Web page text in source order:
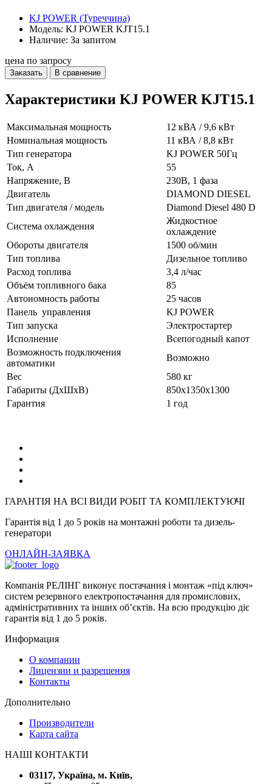
KJ POWER (Туреччина)
Модель: KJ POWER KJT15.1
Наличие: За запитом
цена по запросу
Заказать В сравнение
Характеристики KJ POWER KJT15.1
Максимальная мощность
12 кВА / 9,6 кВт
Номинальная мощность
11 кВА / 8,8 кВт
Тип генератора
KJ POWER 50Гц
Ток, А
55
Напряжение, В
230В, 1 фаза
Двигатель
DIAMOND DIESEL
Тип двигателя / модель
Diamond Diesel 480 D
Система охлаждения
Жидкостное
охлаждение
Обороты двигателя
1500 об/мин
Тип топлива
Дизельное топливо
Расход топлива
3,4 л/час
Объём топливного бака
85
Автономность работы
25 часов
Панель управления
KJ POWER
Тип запуска
Электростартер
Исполнение
Всепогодный капот
Возможность подключения
автоматики
Возможно
Вес
580 кг
Габариты (ДхШхВ)
850x1350x1300
Гарантия
1 год
ГАРАНТІЯ НА ВСІ ВИДИ РОБІТ ТА КОМПЛЕКТУЮЧІ
Гарантія від 1 до 5 років на монтажні роботи та дизель-
генератори
ОНЛАЙН-ЗАЯВКА
Компанія РЕЛІНГ виконує постачання і монтаж «під ключ»
систем резервного електропостачання для промислових,
адміністративних та інших об’єктів. На всю продукцію діє
гарантія від 1 до 5 років.
Информация
О компании
Лицензии и разрешения
Контакты
Дополнительно
Производители
Карта сайта
НАШІ КОНТАКТИ
03117, Україна, м. Київ,